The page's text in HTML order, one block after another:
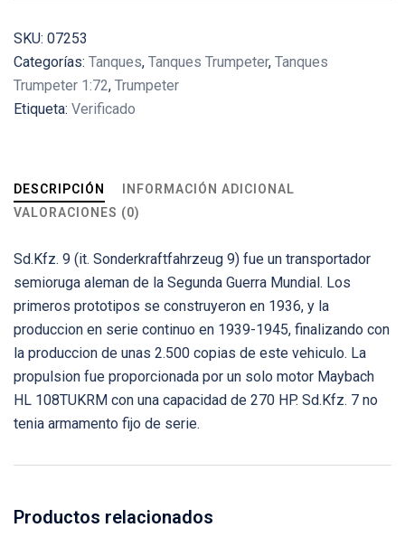
SKU: 07253
Categorías: Tanques, Tanques Trumpeter, Tanques
Trumpeter 1:72, Trumpeter
Etiqueta: Verificado
DESCRIPCIÓN
INFORMACIÓN ADICIONAL
VALORACIONES (0)
Sd.Kfz. 9 (it. Sonderkraftfahrzeug 9) fue un transportador
semioruga aleman de la Segunda Guerra Mundial. Los
primeros prototipos se construyeron en 1936, y la
produccion en serie continuo en 1939-1945, finalizando con
la produccion de unas 2.500 copias de este vehiculo. La
propulsion fue proporcionada por un solo motor Maybach
HL 108TUKRM con una capacidad de 270 HP. Sd.Kfz. 7 no
tenia armamento fijo de serie.
Productos relacionados